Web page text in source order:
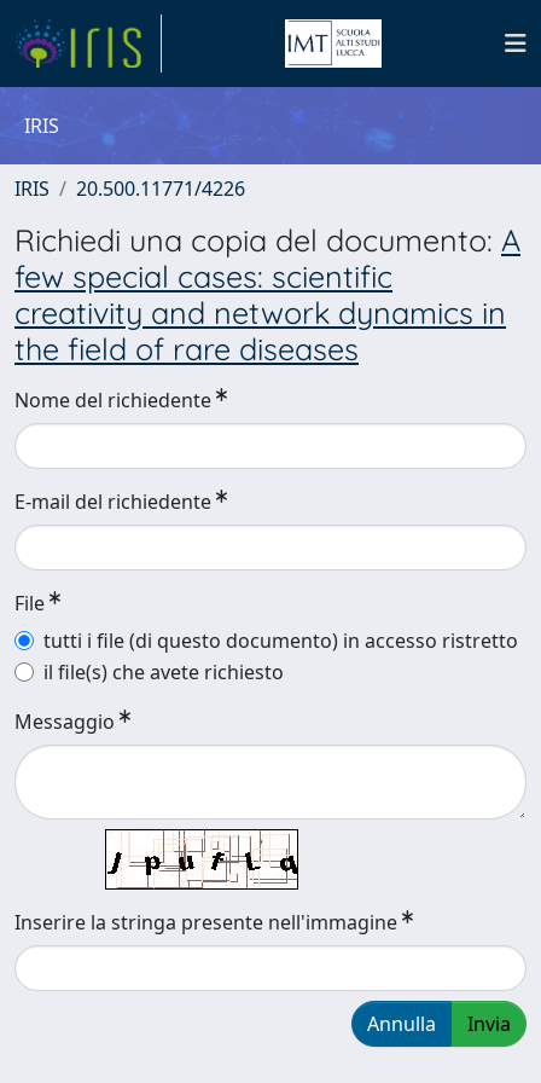
IRIS
IRIS 20.500.11771/4226
Richiedi una copia del documento: A
few special cases: scientific
creativity and network dynamics in
the field of rare diseases
Nome del richiedente
E-mail del richiedente
File
tutti i file (di questo documento) in accesso ristretto
il file(s) che avete richiesto
Messaggio
Inserire la stringa presente nell'immagine
Annulla Invia